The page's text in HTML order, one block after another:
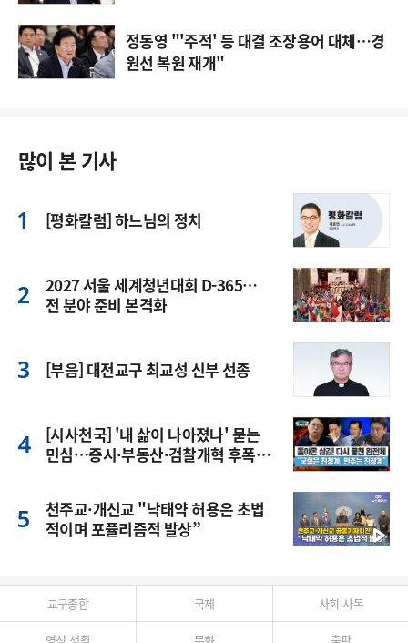
정동영 "'주적' 등 대결 조장용어 대체…경
원선 복원 재개"
많이 본 기사
[평화칼럼] 하느님의 정치
2027 서울 세계청년대회 D-365…
전 분야 준비 본격화
[부음] 대전교구 최교성 신부 선종
[시사천국] '내 삶이 나아졌나' 묻는
민심…증시·부동산·검찰개혁 후폭
천주교·개신교 "낙태약 허용은 초법
적이며 포퓰리즘적 발상”
교구종합 국제 사회 사목
영성 생활 문화 출판